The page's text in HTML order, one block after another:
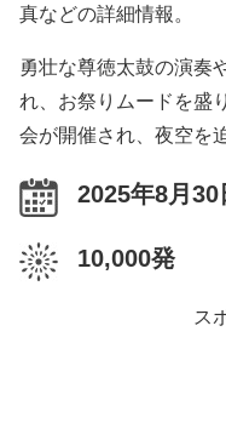
真などの詳細情報。
勇壮な尊徳太鼓の演奏
れ、お祭りムードを盛
会が開催され、夜空を
2025年8月
10,000発
ス